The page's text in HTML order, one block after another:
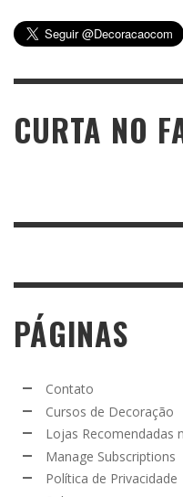
CURTA NO
PÁGINAS
Contato
Cursos de Decoração
Lojas Recomendadas
Manage Subscriptions
Política de Privacidade